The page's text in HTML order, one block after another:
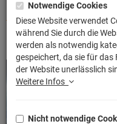
Shop Sammeln & Spielen
Sammeln &
Notwendige Cookies
Diese Website verwendet
während Sie durch die
werden als notwendig
gespeichert, da sie für
der Website unerlässlich
Weitere Infos
Nicht notwendige